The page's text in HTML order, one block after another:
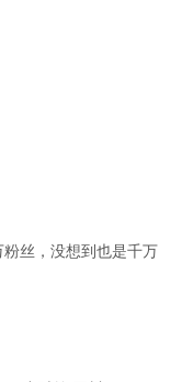
丝，没想到也是千万